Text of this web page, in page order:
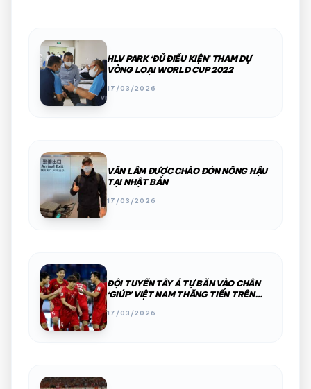
HLV PARK ‘ĐỦ ĐIỀU KIỆN’ THAM DỰ
VÒNG LOẠI WORLD CUP 2022
17/03/2026
VĂN LÂM ĐƯỢC CHÀO ĐÓN NỒNG HẬU
TẠI NHẬT BẢN
17/03/2026
ĐỘI TUYỂN TÂY Á TỰ BẮN VÀO CHÂN
‘GIÚP’ VIỆT NAM THĂNG TIẾN TRÊN
17/03/2026